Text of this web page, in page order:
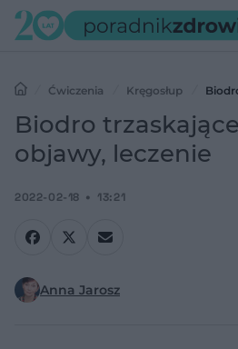
Ćwiczenia Kręgosłup
objawy, leczenie
Biodro
objawy, leczenie
2022-02-18 13:21
Anna Jarosz